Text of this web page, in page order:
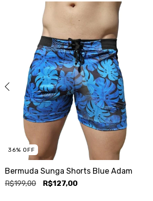
36% OFF
Bermuda Sunga Shorts Blue Adam
R$199,00 R$127,00